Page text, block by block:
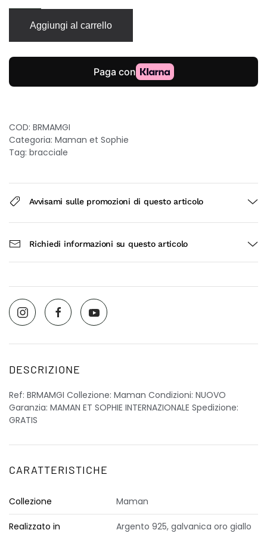
Sophie
Maman
bracciale
in
argento
dorato
Aggiungi al carrello
COD: BRMAMGI
Categoria: Maman et Sophie
Tag: bracciale
Avvisami sulle promozioni di questo articolo
Richiedi informazioni su questo articolo
DESCRIZIONE
Ref: BRMAMGI Collezione: Maman Condizioni: NUOVO
Garanzia: MAMAN ET SOPHIE INTERNAZIONALE Spedizione:
GRATIS
CARATTERISTICHE
Collezione Maman
Realizzato in Argento 925, galvanica oro giallo